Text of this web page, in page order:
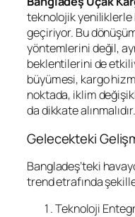
teknolojik
geçiriyor. Bu
yöntemlerini değil,
beklentilerini de
büyümesi, kargo
noktada, iklim
da dikkate alınmalıdır.
Gelecekteki
Bangladeş’teki
trend etrafında
Teknoloji